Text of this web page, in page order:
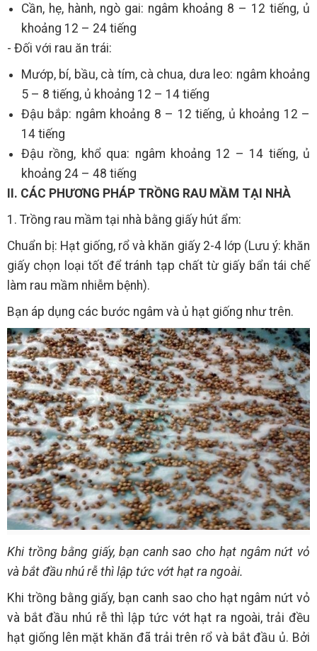
Cần, hẹ, hành, ngò gai: ngâm khoảng 8 – 12 tiếng, ủ
khoảng 12 – 24 tiếng
- Đối với rau ăn trái:
Mướp, bí, bầu, cà tím, cà chua, dưa leo: ngâm khoảng
5 – 8 tiếng, ủ khoảng 12 – 14 tiếng
Đậu bắp: ngâm khoảng 8 – 12 tiếng, ủ khoảng 12 –
14 tiếng
Đậu rồng, khổ qua: ngâm khoảng 12 – 14 tiếng, ủ
khoảng 24 – 48 tiếng
II. CÁC PHƯƠNG PHÁP TRỒNG RAU MẦM TẠI NHÀ
1. Trồng rau mầm tại nhà bằng giấy hút ẩm:
Chuẩn bị: Hạt giống, rổ và khăn giấy 2-4 lớp (Lưu ý: khăn
giấy chọn loại tốt để tránh tạp chất từ giấy bẩn tái chế
làm rau mầm nhiễm bệnh).
Bạn áp dụng các bước ngâm và ủ hạt giống như trên.
Khi trồng bằng giấy, bạn canh sao cho hạt ngâm nứt vỏ
và bắt đầu nhú rễ thì lập tức vớt hạt ra ngoài.
Khi trồng bằng giấy, bạn canh sao cho hạt ngâm nứt vỏ
và bắt đầu nhú rễ thì lập tức vớt hạt ra ngoài, trải đều
hạt giống lên mặt khăn đã trải trên rổ và bắt đầu ủ. Bởi